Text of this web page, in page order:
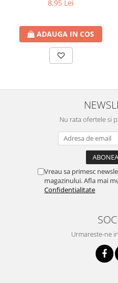
btu
Aparate de Aer conditionat
Panouri solare presurizate si
Accesorii Panouri solare
Pompe de circulaţie pentru
instalaţiile termice solare
Incalzire clasica in pardoseala
Teava incalzire pardoseala
8,95 Lei
ADAUGA IN COS
Nu rata ofertele si
Vreau sa primesc
magazinului. Afla mai
Confidentialitate
Urmareste-ne